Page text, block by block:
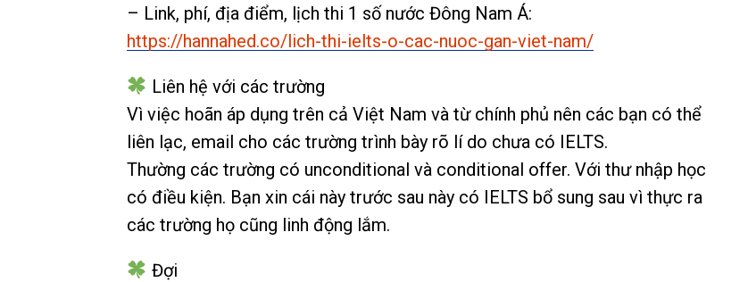
– Link, phí, địa điểm, lịch thi 1 số nước Đông Nam Á:
https://hannahed.co/lich-thi-ielts-o-cac-nuoc-gan-viet-nam/
Liên hệ với các trường
Vì việc hoãn áp dụng trên cả Việt Nam và từ chính phủ nên các bạn có thể
liên lạc, email cho các trường trình bày rõ lí do chưa có IELTS.
Thường các trường có unconditional và conditional offer. Với thư nhập học
có điều kiện. Bạn xin cái này trước sau này có IELTS bổ sung sau vì thực ra
các trường họ cũng linh động lắm.
Đợi